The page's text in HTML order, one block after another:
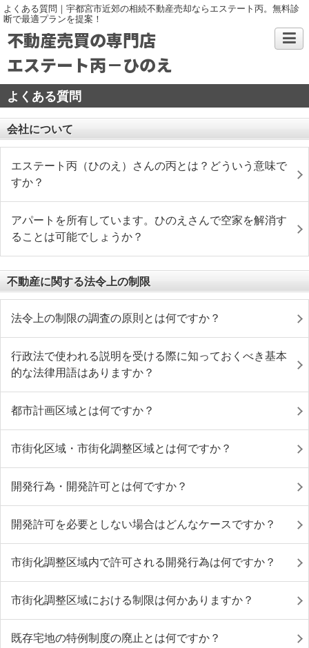
よくある質問｜宇都宮市近郊の相続不動産売却ならエステート丙。無料診
断で最適プランを提案！
不動産売買の専門店
エステート丙－ひのえ
よくある質問
会社について
エステート丙（ひのえ）さんの丙とは？どういう意味で
すか？
アパートを所有しています。ひのえさんで空家を解消す
ることは可能でしょうか？
不動産に関する法令上の制限
法令上の制限の調査の原則とは何ですか？
行政法で使われる説明を受ける際に知っておくべき基本
的な法律用語はありますか？
都市計画区域とは何ですか？
市街化区域・市街化調整区域とは何ですか？
開発行為・開発許可とは何ですか？
開発許可を必要としない場合はどんなケースですか？
市街化調整区域内で許可される開発行為は何ですか？
市街化調整区域における制限は何かありますか？
既存宅地の特例制度の廃止とは何ですか？